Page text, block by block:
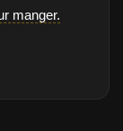
manger.